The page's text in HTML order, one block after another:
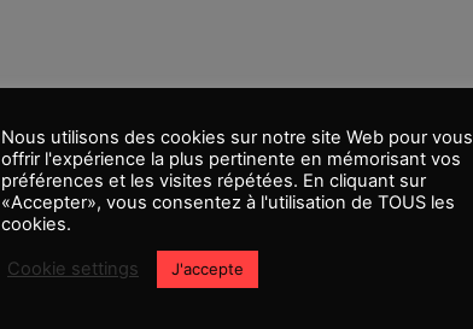
Nous utilisons des cookies sur notre site Web pour vous
offrir l'expérience la plus pertinente en mémorisant vos
préférences et les visites répétées. En cliquant sur
«Accepter», vous consentez à l'utilisation de TOUS les
cookies.
Cookie settings J'accepte